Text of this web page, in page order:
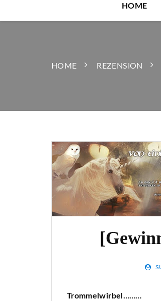
HOME
HOME REZENSION
Trommelwirbel………